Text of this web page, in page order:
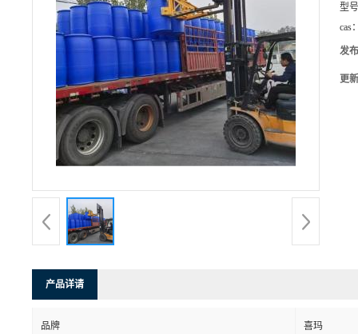
型
cas
发
更
产品详请
品牌 喜玛